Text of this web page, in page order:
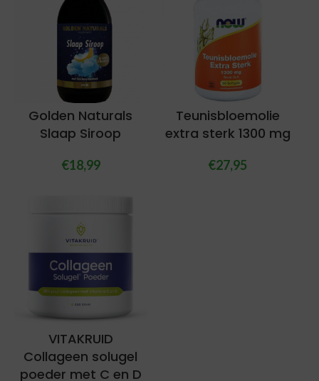
Golden Naturals
Slaap Siroop
€18,99
Teunisbloemolie
extra sterk 1300 mg
€27,95
VITAKRUID
Collageen solugel
poeder met C en D